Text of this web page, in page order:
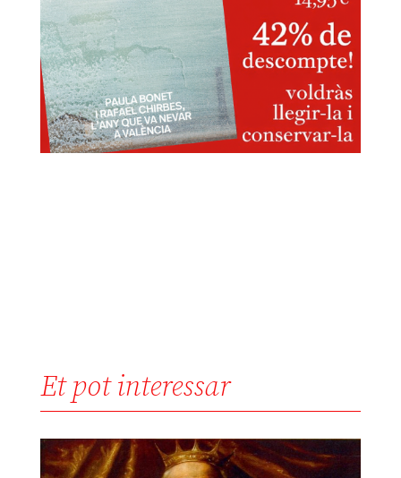
Et pot interessar